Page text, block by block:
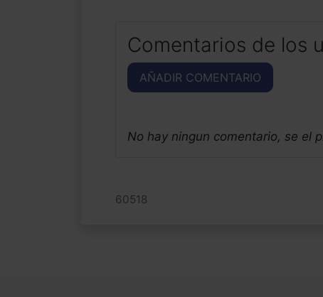
Comentarios de los
AÑADIR COMENTARIO
No hay ningun comentario, se el
60518